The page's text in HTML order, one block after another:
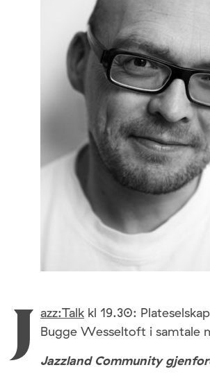
J azz:Talk kl 19.30:
Bugge Wesseltoft i samtale
Jazzland Community